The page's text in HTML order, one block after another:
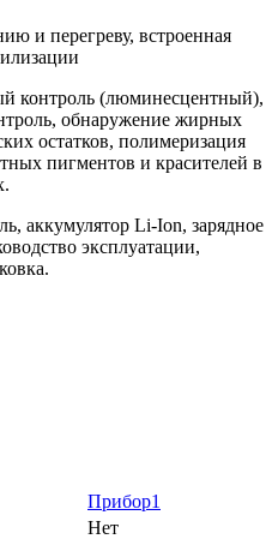
и перегреву, встроенная
контроль (люминесцентный),
обнаружение жирных
остатков, полимеризация
пигментов и красителей в
аккумулятор Li-Ion, зарядное
эксплуатации,
Прибор1
Нет